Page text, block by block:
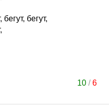
бегут, бегут,
10 /6